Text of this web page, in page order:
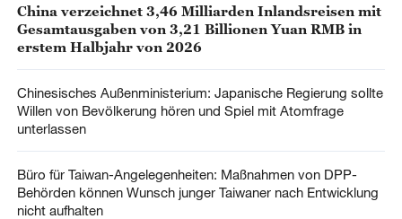
China verzeichnet 3,46 Milliarden Inlandsreisen mit
Gesamtausgaben von 3,21 Billionen Yuan RMB in
erstem Halbjahr von 2026
Chinesisches Außenministerium: Japanische Regierung sollte
Willen von Bevölkerung hören und Spiel mit Atomfrage
unterlassen
Büro für Taiwan-Angelegenheiten: Maßnahmen von DPP-
Behörden können Wunsch junger Taiwaner nach Entwicklung
nicht aufhalten